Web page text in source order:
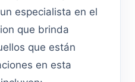
especialista en el
que brinda
que están
en esta